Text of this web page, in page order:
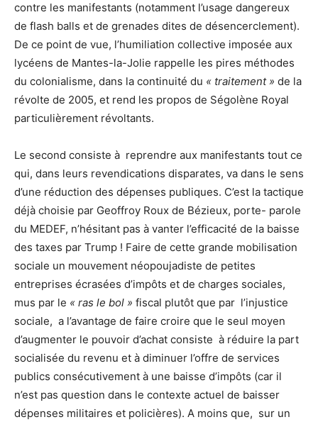
contre les manifestants (notamment l’usage dangereux
de flash balls et de grenades dites de désencerclement).
De ce point de vue, l’humiliation collective imposée aux
lycéens de Mantes-la-Jolie rappelle les pires méthodes
du colonialisme, dans la continuité du « traitement » de la
révolte de 2005, et rend les propos de Ségolène Royal
particulièrement révoltants.
Le second consiste à reprendre aux manifestants tout ce
qui, dans leurs revendications disparates, va dans le sens
d’une réduction des dépenses publiques. C’est la tactique
déjà choisie par Geoffroy Roux de Bézieux, porte- parole
du MEDEF, n’hésitant pas à vanter l’efficacité de la baisse
des taxes par Trump ! Faire de cette grande mobilisation
sociale un mouvement néopoujadiste de petites
entreprises écrasées d’impôts et de charges sociales,
mus par le « ras le bol » fiscal plutôt que par l’injustice
sociale, a l’avantage de faire croire que le seul moyen
d’augmenter le pouvoir d’achat consiste à réduire la part
socialisée du revenu et à diminuer l’offre de services
publics consécutivement à une baisse d’impôts (car il
n’est pas question dans le contexte actuel de baisser
dépenses militaires et policières). A moins que, sur un